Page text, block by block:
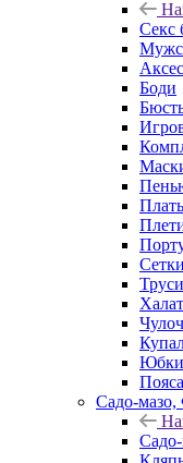
Секс
Боди
Сетки
Садо-